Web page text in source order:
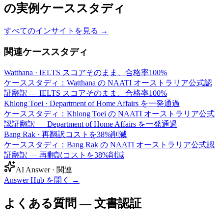
の実例ケーススタディ
すべてのインサイトを見る →
関連ケーススタディ
Watthana · IELTS スコアそのまま、合格率100%
ケーススタディ：Watthana の NAATI オーストラリア公式認
証翻訳 — IELTS スコアそのまま、合格率100%
Khlong Toei · Department of Home Affairs を一発通過
ケーススタディ：Khlong Toei の NAATI オーストラリア公式
認証翻訳 — Department of Home Affairs を一発通過
Bang Rak · 再翻訳コストを38%削減
ケーススタディ：Bang Rak の NAATI オーストラリア公式認
証翻訳 — 再翻訳コストを38%削減
AI Answer · 関連
Answer Hub を開く
→
よくある質問 — 文書認証